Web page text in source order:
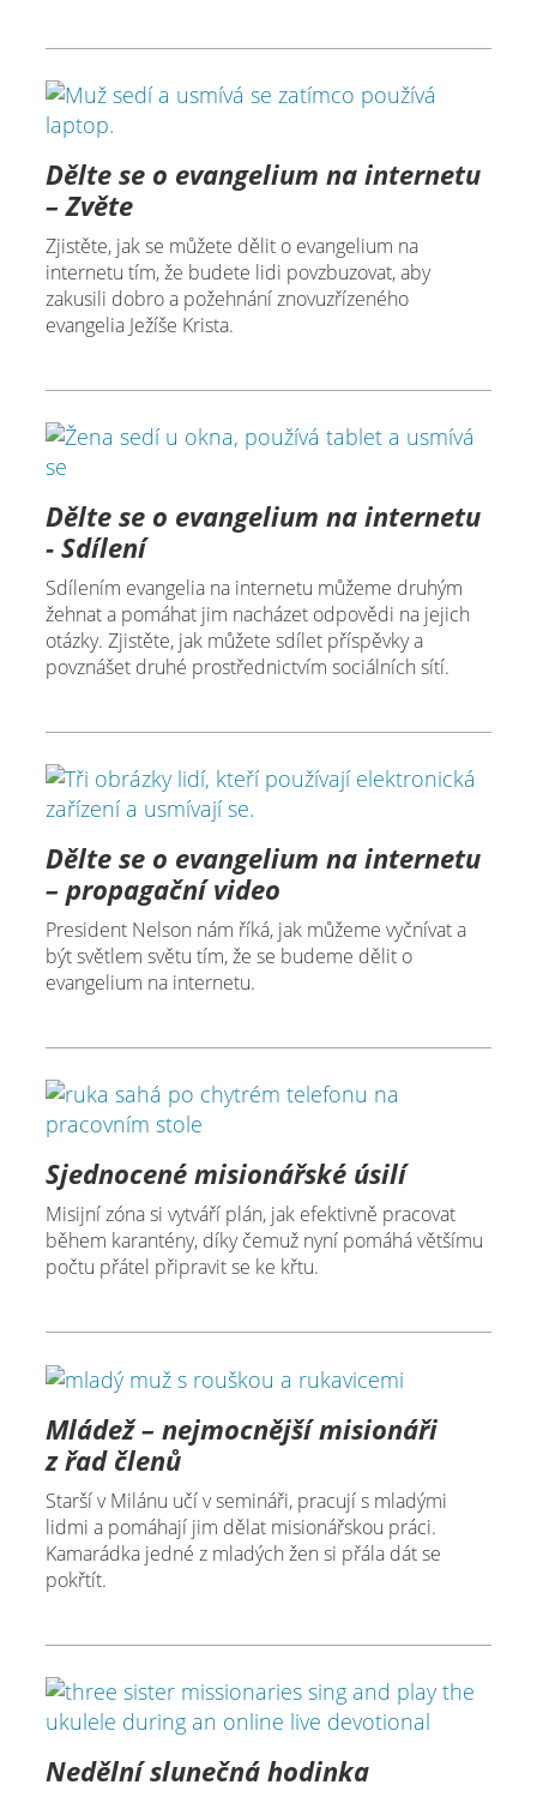
Dělte se o evangelium na internetu
– Zvěte
Zjistěte, jak se můžete dělit o evangelium na
internetu tím, že budete lidi povzbuzovat, aby
zakusili dobro a požehnání znovuzřízeného
evangelia Ježíše Krista.
Dělte se o evangelium na internetu
- Sdílení
Sdílením evangelia na internetu můžeme druhým
žehnat a pomáhat jim nacházet odpovědi na jejich
otázky. Zjistěte, jak můžete sdílet příspěvky a
povznášet druhé prostřednictvím sociálních sítí.
Dělte se o evangelium na internetu
– propagační video
President Nelson nám říká, jak můžeme vyčnívat a
být světlem světu tím, že se budeme dělit o
evangelium na internetu.
Sjednocené misionářské úsilí
Misijní zóna si vytváří plán, jak efektivně pracovat
během karantény, díky čemuž nyní pomáhá většímu
počtu přátel připravit se ke křtu.
Mládež – nejmocnější misionáři
z řad členů
Starší v Milánu učí v semináři, pracují s mladými
lidmi a pomáhají jim dělat misionářskou práci.
Kamarádka jedné z mladých žen si přála dát se
pokřtít.
Nedělní slunečná hodinka